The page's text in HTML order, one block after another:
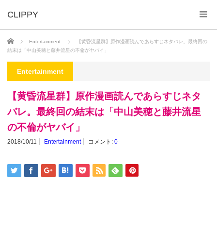
ホーム Entertainment
【黄昏流星群】原作漫画読んであらすじネタバレ。最終回の
結末は「中山美穂と藤井流星の不倫がヤバイ」
Entertainment
【黄昏流星群】原作漫画読んであらすじネタ
バレ。最終回の結末は「中山美穂と藤井流星
の不倫がヤバイ」
2018/10/11 Entertainment コメント: 0